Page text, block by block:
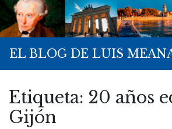
EL BLOG DE LUIS
Etiqueta: 20 años
Gijón